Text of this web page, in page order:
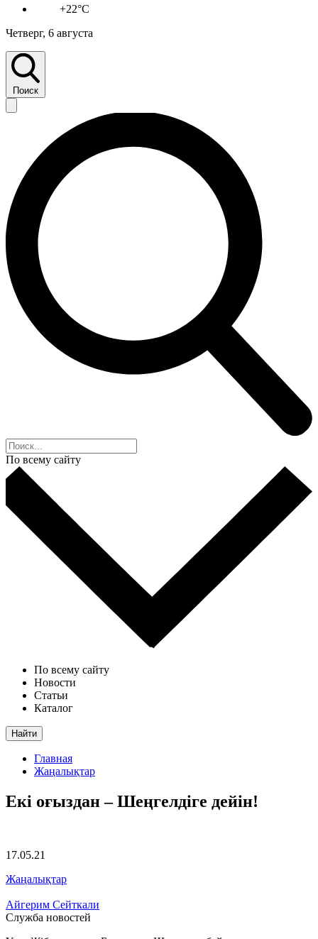
+22°C
Четверг, 6 августа
Поиск
По всему сайту
По всему сайту
Новости
Статьи
Каталог
Найти
Главная
Жаңалықтар
Екі оғыздан – Шеңгелдіге дейін!
17.05.21
Жаңалықтар
Айгерим Сейткали
Служба новостей